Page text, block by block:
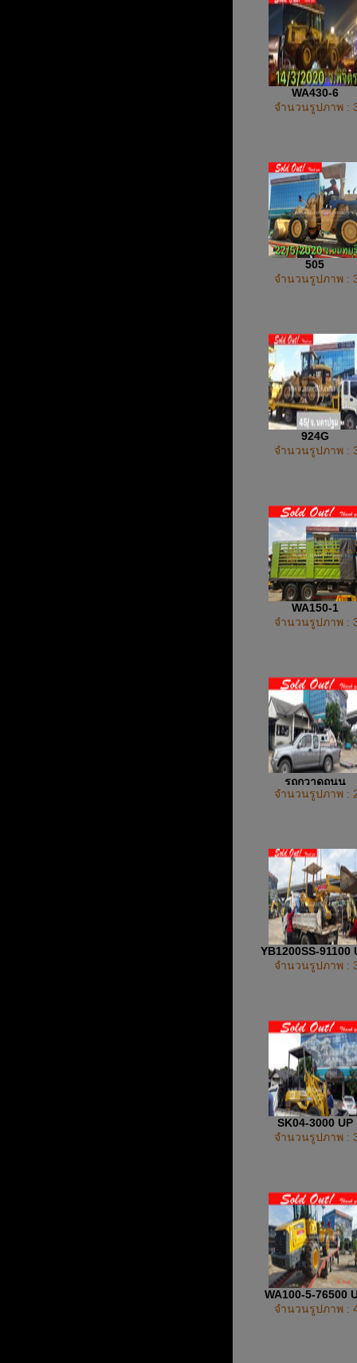
WA430-6
จำนวนรูปภาพ :
505
จำนวนรูปภาพ :
924G
จำนวนรูปภาพ :
WA150-1
จำนวนรูปภาพ :
รถกวาดถนน
จำนวนรูปภาพ :
YB1200SS-91100
จำนวนรูปภาพ :
SK04-3000 UP
จำนวนรูปภาพ :
WA100-5-76500
จำนวนรูปภาพ :